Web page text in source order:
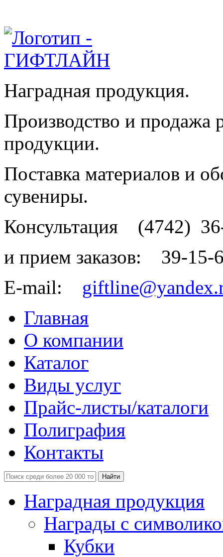
Наградная продукция.
Производство и продажа
продукции.
Поставка материалов и
сувениры.
Консультация (4742)
и прием заказов: 39-15-
E-mail:
Главная
О компании
Каталог
Виды услуг
Прайс-листы/каталоги
Полиграфия
Контакты
Наградная продукция
Награды с
Кубки